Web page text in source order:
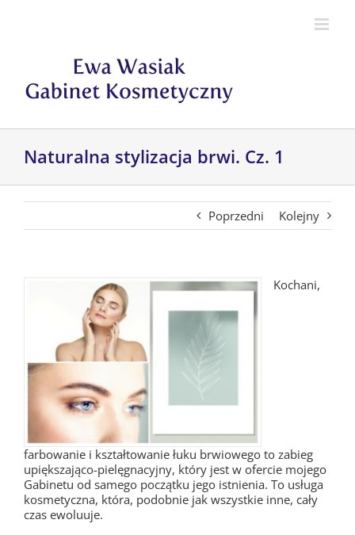
Naturalna stylizacja brwi. Cz. 1
Poprzedni Kolejny
Kochani,
farbowanie i kształtowanie łuku brwiowego to zabieg
upiększająco-pielęgnacyjny, który jest w ofercie mojego
Gabinetu od samego początku jego istnienia. To usługa
kosmetyczna, która, podobnie jak wszystkie inne, cały
czas ewoluuje.